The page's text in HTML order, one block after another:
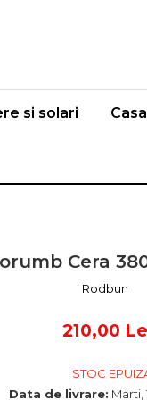
si solari
Cera
Rodbun
210,00
STOC
Data de livrare: Marti,